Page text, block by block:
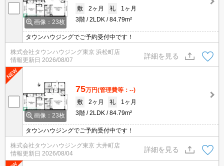
画像：23枚
敷 2ヶ月 礼
1ヶ月
3階
2LDK 84.79m²
タウンハウジングでご予約受付中です！
株式会社タウンハウジング東京 浜松町店
情報更新日 2026/08/07
詳細を見る
画像：23枚
75万円(管理費等：--)
敷
2ヶ月 礼
1ヶ月
3階
2LDK 84.79m²
タウンハウジングでご予約受付中です！
株式会社タウンハウジング東京 大井町店
情報更新日 2026/08/04
詳細を見る